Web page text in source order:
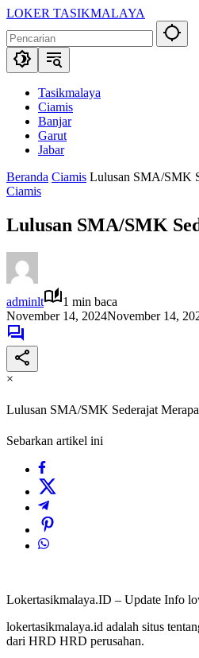
Langsung
konten
LOKER TASIKMALAYA
Lowongan
Kerja
Tasikmalaya
SekitarnaTasikmalaya
Ciamis
Banjar
Garut
Jabar
Beranda Ciamis Lulusan SMA/SMK
Ciamis
Lulusan SMA/SMK
adminlt
1 min baca
November 14, 2024November 14,
×
Lulusan SMA/SMK Sederajat
Sebarkan artikel ini
Lokertasikmalaya.ID – Update Info
lokertasikmalaya.id adalah situs
dari HRD HRD perusahan.